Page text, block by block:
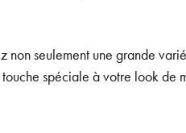
seulement une grande
spéciale à votre look de